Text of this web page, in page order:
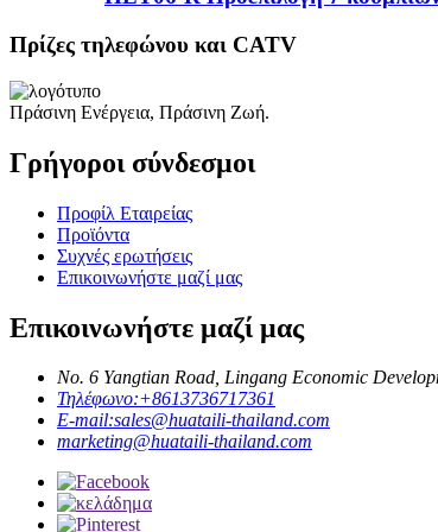
Πρίζες τηλεφώνου και CATV
Πράσινη Ενέργεια, Πράσινη Ζωή.
Γρήγοροι σύνδεσμοι
Προφίλ Εταιρείας
Προϊόντα
Συχνές ερωτήσεις
Επικοινωνήστε μαζί μας
Επικοινωνήστε μαζί μας
No. 6 Yangtian Road, Lingang Economic
Τηλέφωνο:+8613736717361
E-mail:sales@huataili-thailand.com
marketing@huataili-thailand.com